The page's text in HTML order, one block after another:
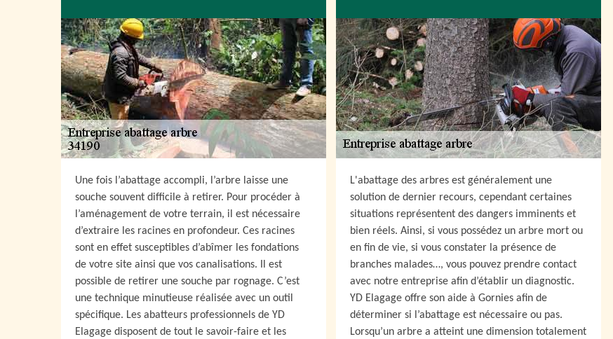
Une fois l’abattage accompli, l’arbre laisse une
souche souvent difficile à retirer. Pour procéder à
l’aménagement de votre terrain, il est nécessaire
d’extraire les racines en profondeur. Ces racines
sont en effet susceptibles d’abîmer les fondations
de votre site ainsi que vos canalisations. Il est
possible de retirer une souche par rognage. C’est
une technique minutieuse réalisée avec un outil
spécifique. Les abatteurs professionnels de YD
Elagage disposent de tout le savoir-faire et les
L'abattage des arbres est généralement une
solution de dernier recours, cependant certaines
situations représentent des dangers imminents et
bien réels. Ainsi, si vous possédez un arbre mort ou
en fin de vie, si vous constater la présence de
branches malades…, vous pouvez prendre contact
avec notre entreprise afin d’établir un diagnostic.
YD Elagage offre son aide à Gornies afin de
déterminer si l’abattage est nécessaire ou pas.
Lorsqu’un arbre a atteint une dimension totalement